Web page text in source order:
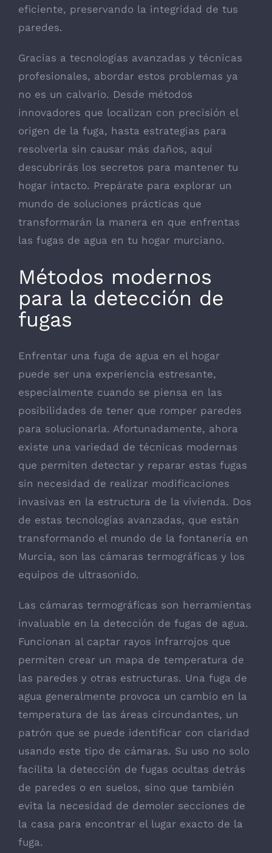
eficiente, preservando la integridad de tus
paredes.
Gracias a tecnologías avanzadas y técnicas
profesionales, abordar estos problemas ya
no es un calvario. Desde métodos
innovadores que localizan con precisión el
origen de la fuga, hasta estrategias para
resolverla sin causar más daños, aquí
descubrirás los secretos para mantener tu
hogar intacto. Prepárate para explorar un
mundo de soluciones prácticas que
transformarán la manera en que enfrentas
las fugas de agua en tu hogar murciano.
Métodos modernos
para la detección de
fugas
Enfrentar una fuga de agua en el hogar
puede ser una experiencia estresante,
especialmente cuando se piensa en las
posibilidades de tener que romper paredes
para solucionarla. Afortunadamente, ahora
existe una variedad de técnicas modernas
que permiten detectar y reparar estas fugas
sin necesidad de realizar modificaciones
invasivas en la estructura de la vivienda. Dos
de estas tecnologías avanzadas, que están
transformando el mundo de la fontanería en
Murcia, son las cámaras termográficas y los
equipos de ultrasonido.
Las cámaras termográficas son herramientas
invaluable en la detección de fugas de agua.
Funcionan al captar rayos infrarrojos que
permiten crear un mapa de temperatura de
las paredes y otras estructuras. Una fuga de
agua generalmente provoca un cambio en la
temperatura de las áreas circundantes, un
patrón que se puede identificar con claridad
usando este tipo de cámaras. Su uso no solo
facilita la detección de fugas ocultas detrás
de paredes o en suelos, sino que también
evita la necesidad de demoler secciones de
la casa para encontrar el lugar exacto de la
fuga.